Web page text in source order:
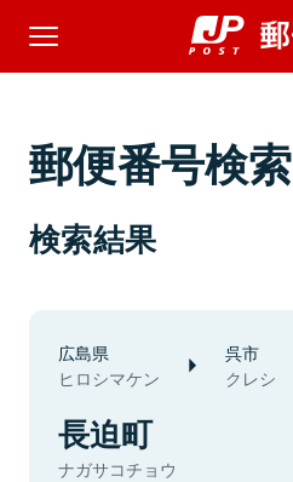
郵便番号検索
検索結果
広島県
ヒロシマケン
呉市
クレシ
長迫町
ナガサコチョウ